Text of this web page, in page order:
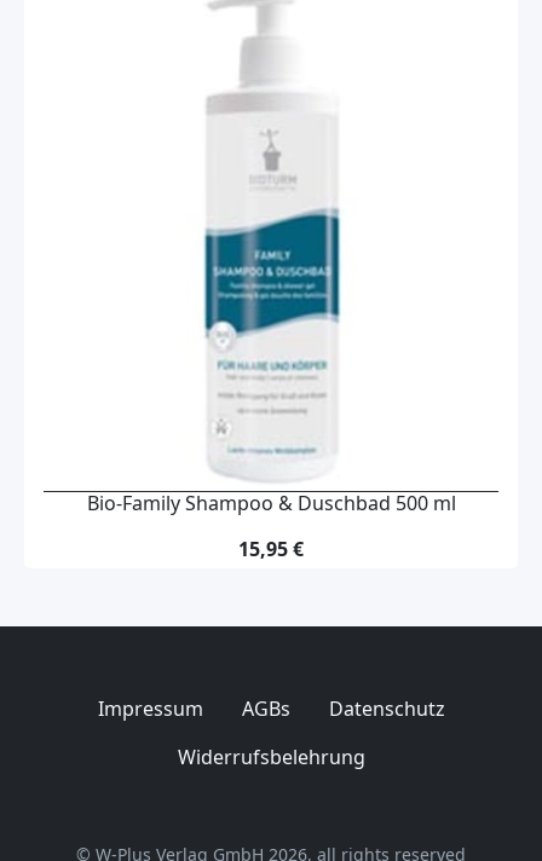
Bio-Family Shampoo & Duschbad 500 ml
15,95 €
Impressum AGBs
Datenschutz
Widerrufsbelehrung
© W-Plus Verlag GmbH 2026, all rights reserved